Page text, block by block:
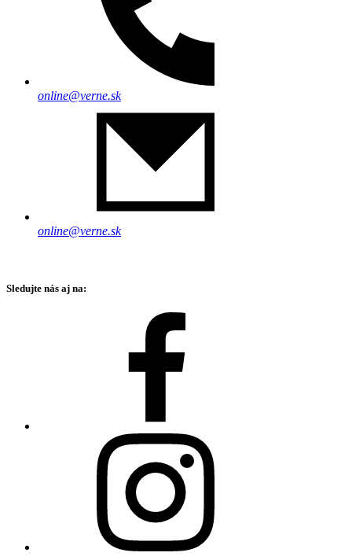
online@verne.sk
online@verne.sk
Sledujte nás aj na: